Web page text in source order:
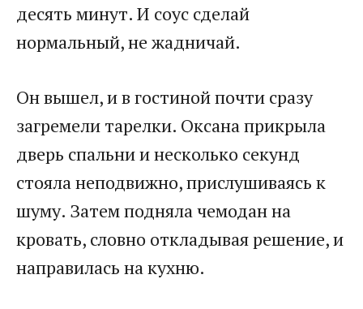
десять минут. И соус сделай
нормальный, не жадничай.
Он вышел, и в гостиной почти сразу
загремели тарелки. Оксана прикрыла
дверь спальни и несколько секунд
стояла неподвижно, прислушиваясь к
шуму. Затем подняла чемодан на
кровать, словно откладывая решение, и
направилась на кухню.